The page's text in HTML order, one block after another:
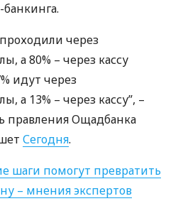
через
а 80% – через кассу
идут через
а 13% – через кассу”, –
правления Ощадбанка
Сегодня.
шаги помогут превратить
– мнения экспертов